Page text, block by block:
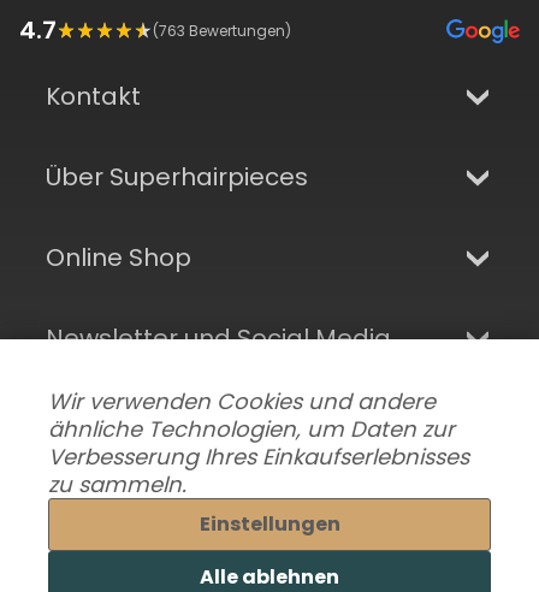
4.7 (763 Bewertungen)
Kontakt
Über Superhairpieces
Online Shop
Newsletter und Social Media
Wir verwenden Cookies und andere
ähnliche Technologien, um Daten zur
Verbesserung Ihres Einkaufserlebnisses
zu sammeln.
Einstellungen
Alle ablehnen